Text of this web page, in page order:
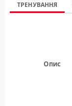
ТРЕНУВАННЯ
Опис